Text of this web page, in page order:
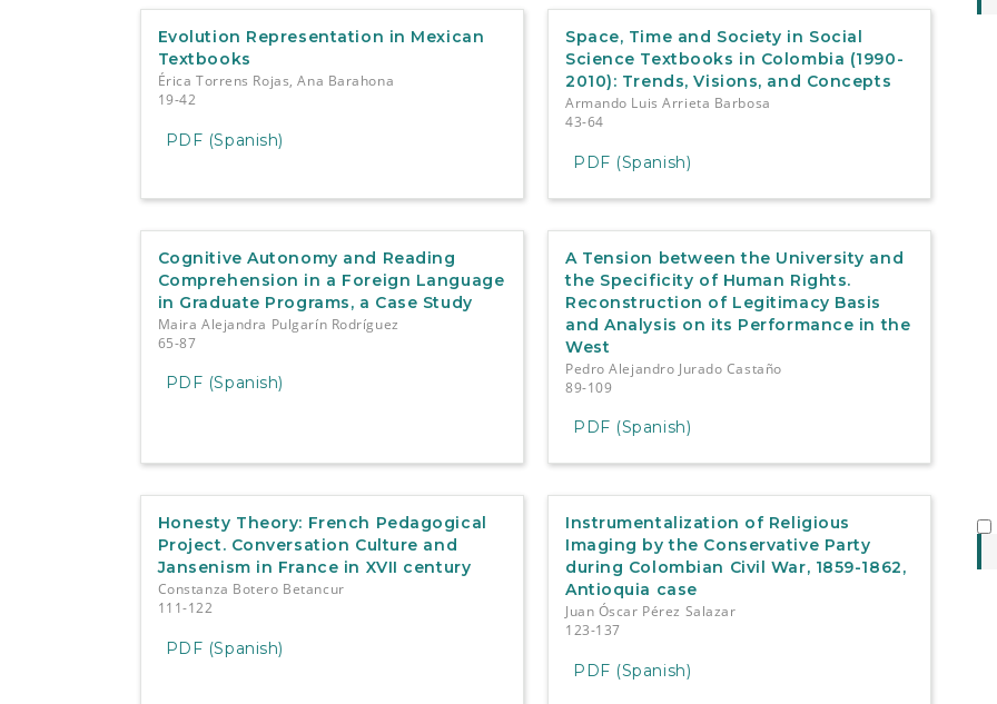
Evolution Representation in Mexican
Textbooks
Érica Torrens Rojas, Ana Barahona
19-42
PDF (Spanish)
Space, Time and Society in Social
Science Textbooks in Colombia (1990-
2010): Trends, Visions, and Concepts
Armando Luis Arrieta Barbosa
43-64
PDF (Spanish)
Cognitive Autonomy and Reading
Comprehension in a Foreign Language
in Graduate Programs, a Case Study
Maira Alejandra Pulgarín Rodríguez
65-87
PDF (Spanish)
A Tension between the University and
the Specificity of Human Rights.
Reconstruction of Legitimacy Basis
and Analysis on its Performance in the
West
Pedro Alejandro Jurado Castaño
89-109
PDF (Spanish)
Honesty Theory: French Pedagogical
Project. Conversation Culture and
Jansenism in France in XVII century
Constanza Botero Betancur
111-122
PDF (Spanish)
Instrumentalization of Religious
Imaging by the Conservative Party
during Colombian Civil War, 1859-1862,
Antioquia case
Juan Óscar Pérez Salazar
123-137
PDF (Spanish)